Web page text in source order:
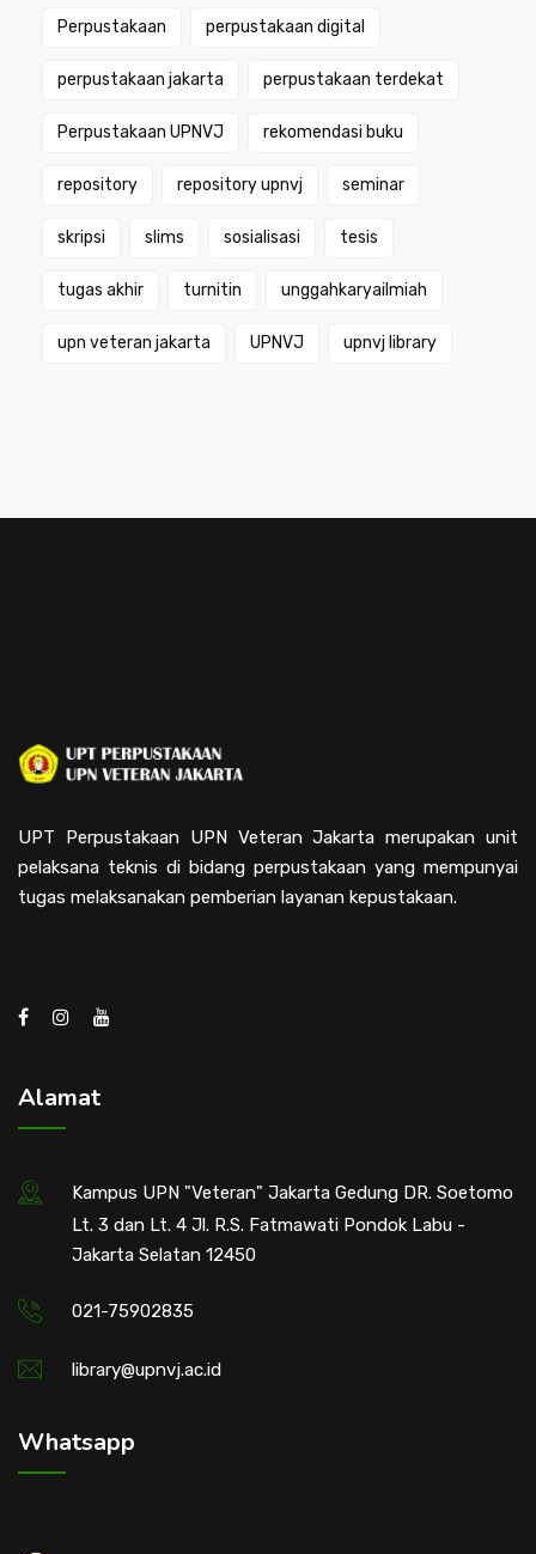
Perpustakaan perpustakaan digital
perpustakaan jakarta perpustakaan terdekat
Perpustakaan UPNVJ rekomendasi buku
repository repository upnvj seminar
skripsi slims sosialisasi tesis
tugas akhir turnitin unggahkaryailmiah
upn veteran jakarta UPNVJ upnvj library
UPT Perpustakaan UPN Veteran Jakarta merupakan unit
pelaksana teknis di bidang perpustakaan yang mempunyai
tugas melaksanakan pemberian layanan kepustakaan.
Alamat
Kampus UPN "Veteran" Jakarta Gedung DR. Soetomo
Lt. 3 dan Lt. 4 Jl. R.S. Fatmawati Pondok Labu -
Jakarta Selatan 12450
021-75902835
library@upnvj.ac.id
Whatsapp